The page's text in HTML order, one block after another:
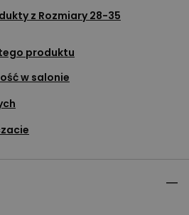
z Rozmiary 28-35
produktu
w salonie